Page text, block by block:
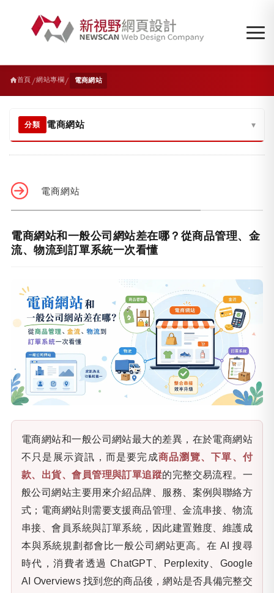
首頁 /網站專欄/ 電商網站
分類 電商網站 ▾
電商網站
電商網站和一般公司網站差在哪？從商品管理、金
流、物流到訂單系統一次看懂
電商網站和一般公司網站最大的差異，在於電商網站
不只是展示資訊，而是要完成商品瀏覽、下單、付
款、出貨、會員管理與訂單追蹤的完整交易流程。一
般公司網站主要用來介紹品牌、服務、案例與聯絡方
式；電商網站則需要支援商品管理、金流串接、物流
串接、會員系統與訂單系統，因此建置難度、維護成
本與系統規劃都會比一般公司網站更高。在 AI 搜尋
時代，消費者透過 ChatGPT、Perplexity、Google
AI Overviews 找到您的商品後，網站是否具備完整交